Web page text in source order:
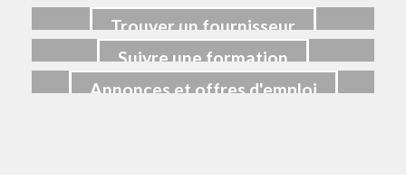
Trouver un fournisseur
Suivre une formation
Annonces et offres d'emploi